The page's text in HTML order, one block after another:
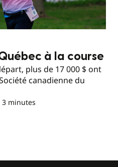
à la course
plus de 17 000 $ ont
canadienne du
3 minutes